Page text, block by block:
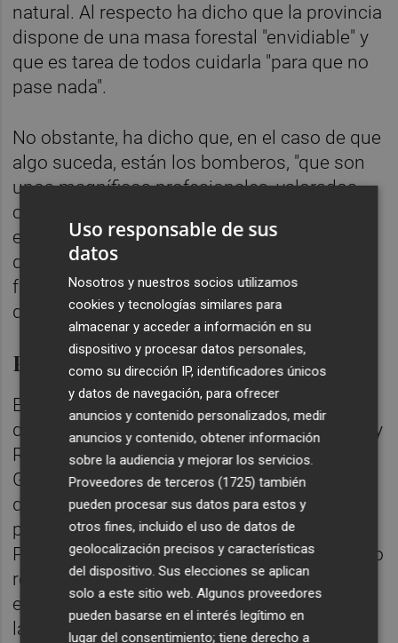
natural. Al respecto ha dicho que la provincia
dispone de una masa forestal "envidiable" y
que es tarea de todos cuidarla "para que no
pase nada".
No obstante, ha dicho que, en el caso de que
algo suceda, están los bomberos, "que son
unos magníficos profesionales, valorados
como tales en toda España", según le han
expresado otros presidentes de
diputaciones con los que habla. De todas
formas, ha insistido en que "lo deseable es
que no pase nada".
Profesionales del consorcio
En idénticos términos se ha pronunciado el
director general de la Agencia de Seguridad y
Repuesta a las Emergencias (AVSRE) de la
Generalitat Valenciana, José María Ángel,
quien además ha querido felicitar al
presidente de la Diputación y al Consorcio
Provincial por la "gran labor" que han seguido
realizando los bomberos durante la
emergencia sanitaria y el confinamiento de
la población.
Uso responsable de sus
datos
Nosotros y nuestros socios utilizamos
cookies y tecnologías similares para
almacenar y acceder a información en su
dispositivo y procesar datos personales,
como su dirección IP, identificadores únicos
y datos de navegación, para ofrecer
anuncios y contenido personalizados, medir
anuncios y contenido, obtener información
sobre la audiencia y mejorar los servicios.
Proveedores de terceros (1725) también
pueden procesar sus datos para estos y
otros fines, incluido el uso de datos de
geolocalización precisos y características
del dispositivo. Sus elecciones se aplican
solo a este sitio web. Algunos proveedores
pueden basarse en el interés legítimo en
lugar del consentimiento; tiene derecho a